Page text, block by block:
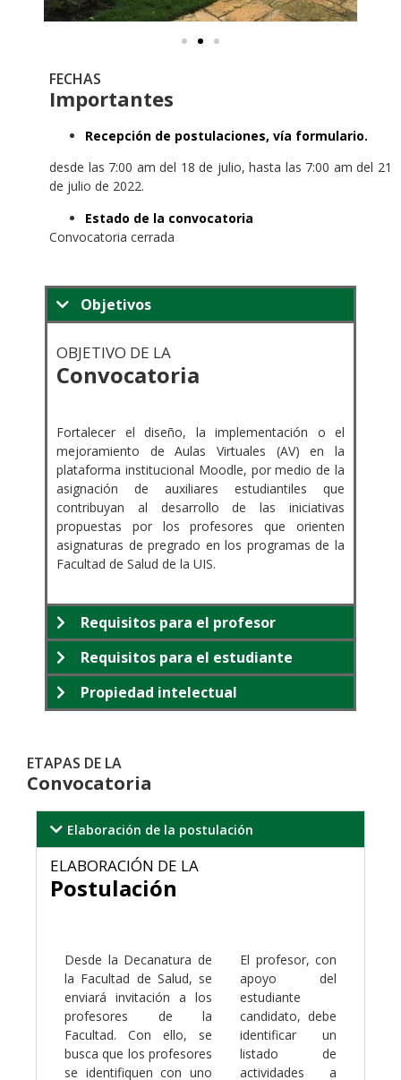
FECHAS
Importantes
Recepción de postulaciones, vía formulario.
desde las 7:00 am del 18 de julio, hasta las 7:00 am del 21
de julio de 2022.
Estado de la convocatoria
Convocatoria cerrada
Objetivos
OBJETIVO DE LA
Convocatoria
Fortalecer el diseño, la implementación o el
mejoramiento de Aulas Virtuales (AV) en la
plataforma institucional Moodle, por medio de la
asignación de auxiliares estudiantiles que
contribuyan al desarrollo de las iniciativas
propuestas por los profesores que orienten
asignaturas de pregrado en los programas de la
Facultad de Salud de la UIS.
Requisitos para el profesor
Requisitos para el estudiante
Propiedad intelectual
ETAPAS DE LA
Convocatoria
Elaboración de la postulación
ELABORACIÓN DE LA
Postulación
Desde la Decanatura de
la Facultad de Salud, se
enviará invitación a los
profesores de la
Facultad. Con ello, se
busca que los profesores
se identifiquen con uno
El profesor, con
apoyo del
estudiante
candidato, debe
identificar un
listado de
actividades a